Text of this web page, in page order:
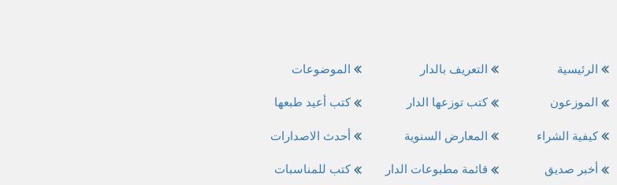
الموضوعات
كتب أعيد طبعها
أحدث الاصدارات
كتب للمناسبات
التعريف بالدار
كتب توزعها الدار
المعارض السنوية
قائمة مطبوعات الدار
الرئيسية
الموزعون
كيفية الشراء
أخبر صديق